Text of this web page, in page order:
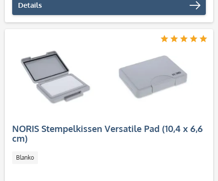
Details
NORIS Stempelkissen Versatile Pad (10,4 x 6,6
cm)
Blanko